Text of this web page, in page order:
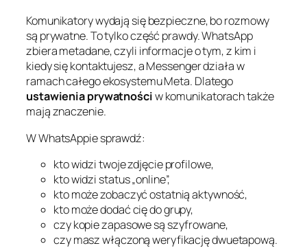
Komunikatory wydają się bezpieczne, bo rozmowy
są prywatne. To tylko część prawdy. WhatsApp
zbiera metadane, czyli informacje o tym, z kim i
kiedy się kontaktujesz, a Messenger działa w
ramach całego ekosystemu Meta. Dlatego
ustawienia prywatnościw komunikatorach także
mają znaczenie.
W WhatsAppie sprawdź:
kto widzi twoje zdjęcie profilowe,
kto widzi status „online”,
kto może zobaczyć ostatnią aktywność,
kto może dodać cię do grupy,
czy kopie zapasowe są szyfrowane,
czy masz włączoną weryfikację dwuetapową.